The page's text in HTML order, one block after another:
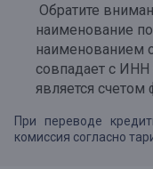
Обратите
наименование
наименованием
совпадает с ИНН
является счетом
При переводе
комиссия согласно